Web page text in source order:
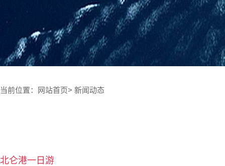
当前位置： 网站首页> 新闻动态
北仑港一日游